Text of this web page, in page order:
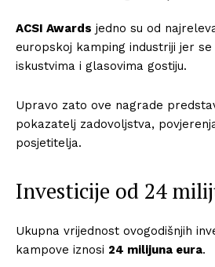
ACSI Awards jedno su od
europskoj kamping industriji jer
iskustvima i glasovima gostiju.
Upravo zato ove nagrade
pokazatelj zadovoljstva,
posjetitelja.
Investicije od 24
Ukupna vrijednost ovogodišnjih
kampove iznosi 24 milijuna eura.